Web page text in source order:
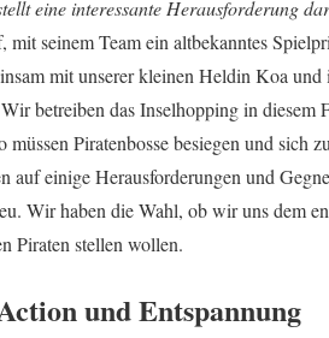
eine interessante Herausforderung
seinem Team ein altbekanntes
mit unserer kleinen Heldin Koa und
betreiben das Inselhopping in diesem
Piratenbosse besiegen und sich
auf einige Herausforderungen und
Wir haben die Wahl, ob wir uns dem
Piraten stellen wollen.
und Entspannung